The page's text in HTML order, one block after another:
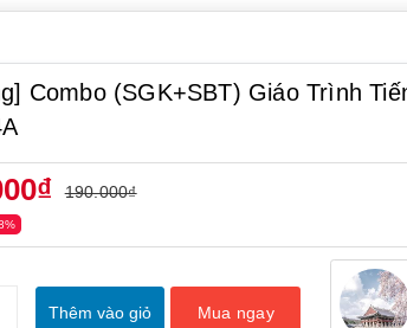
Combo (SGK+SBT) Giáo Trình
190.000₫
Thêm vào giỏ Mua ngay